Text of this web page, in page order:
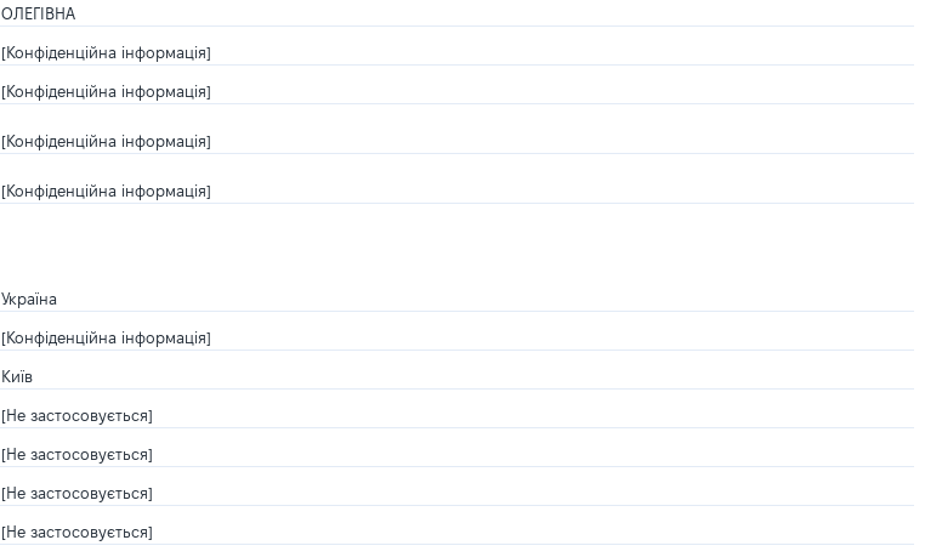
ОЛЕГІВНА
[Конфіденційна інформація]
[Конфіденційна інформація]
[Конфіденційна інформація]
[Конфіденційна інформація]
Україна
[Конфіденційна інформація]
Київ
[Не застосовується]
[Не застосовується]
[Не застосовується]
[Не застосовується]